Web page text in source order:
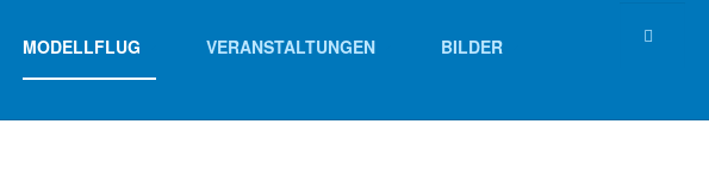
MODELLFLUG VERANSTALTUNGEN BILDER